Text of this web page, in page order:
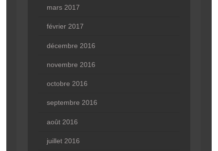
mars 2017
février 2017
décembre 2016
novembre 2016
octobre 2016
septembre 2016
août 2016
juillet 2016